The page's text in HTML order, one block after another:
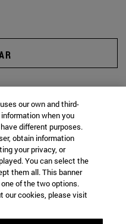
our own and third-
when you
different purposes.
obtain information
your privacy, or
You can select the
them all. This banner
of the two options.
our cookies, please visit